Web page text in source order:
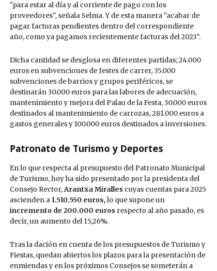
"para estar al día y al corriente de pago con los
proveedores", señala Selma. Y de esta manera "acabar de
pagar facturas pendientes dentro del correspondiente
año, como ya pagamos recientemente facturas del 2023".
Dicha cantidad se desglosa en diferentes partidas; 24.000
euros en subvenciones de festes de carrer, 35.000
subvenciones de barrios y grupos periféricos, se
destinarán 30.000 euros para las labores de adecuación,
mantenimiento y mejora del Palau de la Festa, 30.000 euros
destinados al mantenimiento de carrozas, 281.000 euros a
gastos generales y 100.000 euros destinados a inversiones.
Patronato de Turismo y Deportes
En lo que respecta al presupuesto del Patronato Municipal
de Turismo, hoy ha sido presentado por la presidenta del
Consejo Rector,Arantxa Miralles cuyas cuentas para 2025
ascienden a 1.510.550 euros,lo que supone un
incremento de 200.000 euros respecto al año pasado, es
decir, un aumento del 15,26%.
Tras la dación en cuenta de los presupuestos de Turismo y
Fiestas, quedan abiertos los plazos para la presentación de
enmiendas y en los próximos Consejos se someterán a